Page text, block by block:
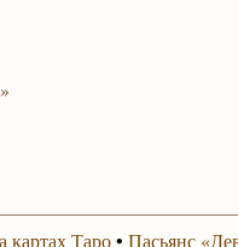
картах Таро• Пасьянс